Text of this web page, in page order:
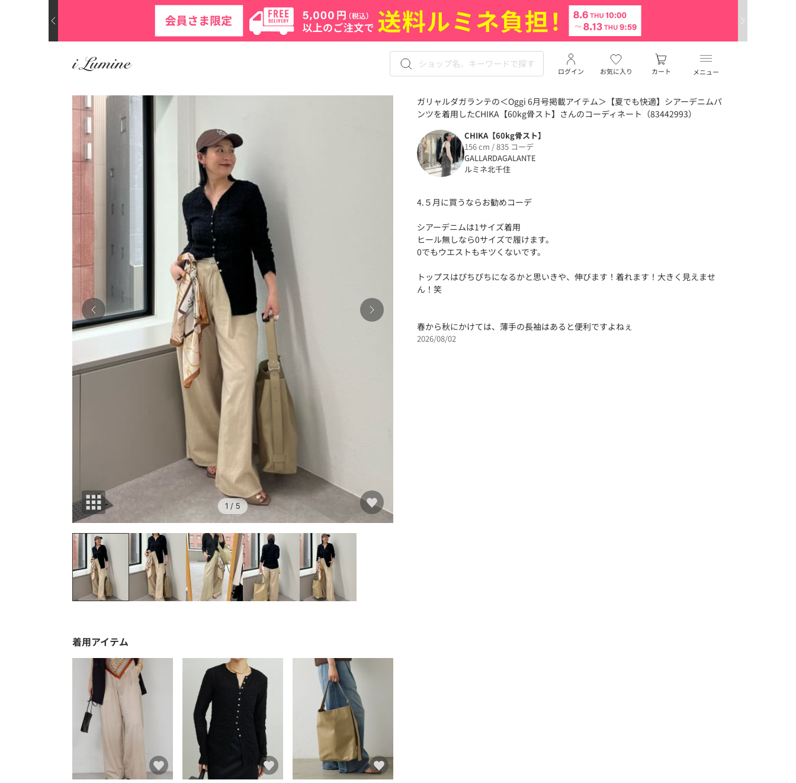
メニュー
お気に入り
ログイン カート
1 / 5
ガリャルダガランテの＜Oggi 6月号掲載アイテム＞【夏でも快適】シアーデニムパ
ンツを着用したCHIKA【60kg骨スト】さんのコーディネート（83442993）
CHIKA【60kg骨スト】
156 cm / 835 コーデ
GALLARDAGALANTE
ルミネ北千住
4.５月に買うならお勧めコーデ
シアーデニムは1サイズ着用
ヒール無しなら0サイズで履けます。
0でもウエストもキツくないです。
トップスはぴちぴちになるかと思いきや、伸びます！着れます！大きく見えませ
ん！笑
春から秋にかけては、薄手の長袖はあると便利ですよねぇ
2026/08/02
着用アイテム